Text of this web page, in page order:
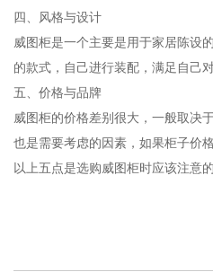
四、风格与设计
威图柜是一个主要是用于家居陈设
的款式，自己进行装配，满足自己
五、价格与品牌
威图柜的价格差别很大，一般取决
也是需要考虑的因素，如果柜子价
以上五点是选购威图柜时应该注意